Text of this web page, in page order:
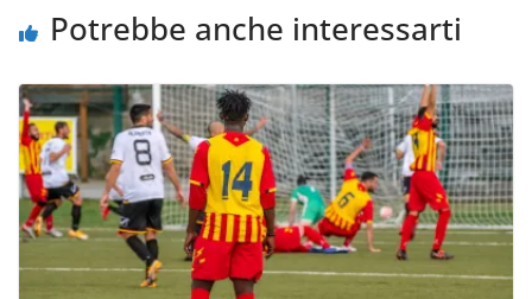
i
Potrebbe anche interessarti